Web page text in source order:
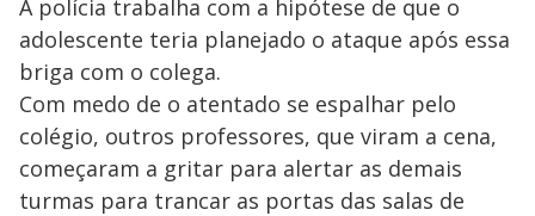
A polícia trabalha com a hipótese de que o
adolescente teria planejado o ataque após essa
briga com o colega.
Com medo de o atentado se espalhar pelo
colégio, outros professores, que viram a cena,
começaram a gritar para alertar as demais
turmas para trancar as portas das salas de